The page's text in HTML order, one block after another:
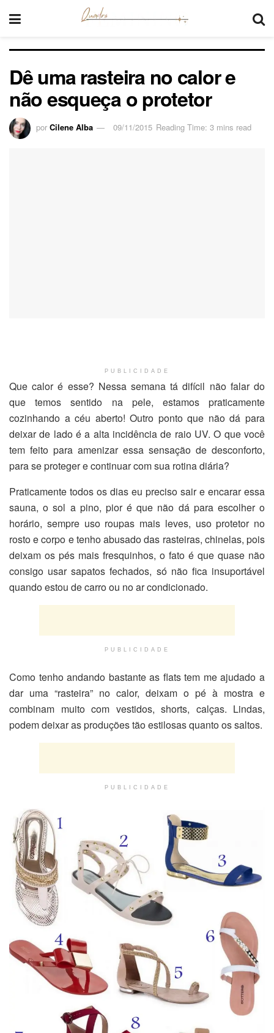
Dê uma rasteira no calor e
não esqueça o protetor
por Cilene Alba 09/11/2015 Reading Time: 3 mins read
PUBLICIDADE
Que calor é esse? Nessa semana tá difícil não falar do
que temos sentido na pele, estamos praticamente
cozinhando a céu aberto! Outro ponto que não dá para
deixar de lado é a alta incidência de raio UV. O que você
tem feito para amenizar essa sensação de desconforto,
para se proteger e continuar com sua rotina diária?
Praticamente todos os dias eu preciso sair e encarar essa
sauna, o sol a pino, pior é que não dá para escolher o
horário, sempre uso roupas mais leves, uso protetor no
rosto e corpo e tenho abusado das rasteiras, chinelas, pois
deixam os pés mais fresquinhos, o fato é que quase não
consigo usar sapatos fechados, só não fica insuportável
quando estou de carro ou no ar condicionado.
PUBLICIDADE
Como tenho andando bastante as flats tem me ajudado a
dar uma “rasteira” no calor, deixam o pé à mostra e
combinam muito com vestidos, shorts, calças. Lindas,
podem deixar as produções tão estilosas quanto os saltos.
PUBLICIDADE